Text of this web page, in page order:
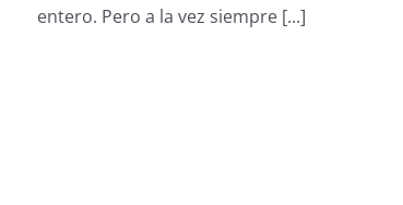
entero. Pero a la vez siempre [...]